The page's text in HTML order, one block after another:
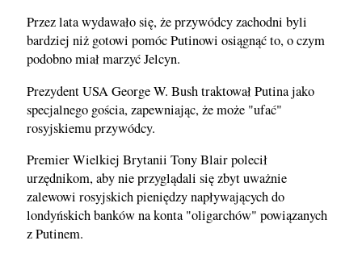
Przez lata wydawało się, że przywódcy zachodni byli
bardziej niż gotowi pomóc Putinowi osiągnąć to, o czym
podobno miał marzyć Jelcyn.
Prezydent USA George W. Bush traktował Putina jako
specjalnego gościa, zapewniając, że może "ufać"
rosyjskiemu przywódcy.
Premier Wielkiej Brytanii Tony Blair polecił
urzędnikom, aby nie przyglądali się zbyt uważnie
zalewowi rosyjskich pieniędzy napływających do
londyńskich banków na konta "oligarchów" powiązanych
z Putinem.